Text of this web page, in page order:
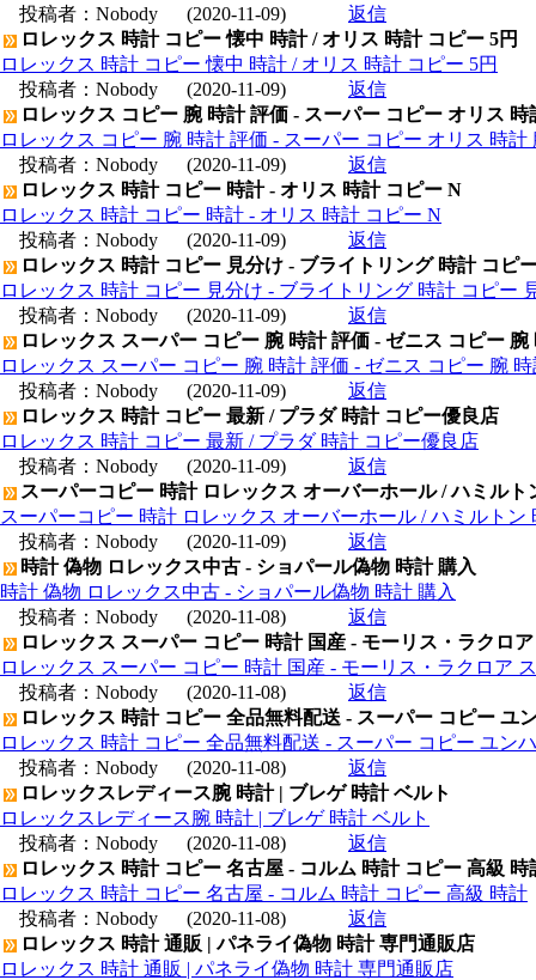
投稿者： Nobody (2020-11-09)
返信
ロレックス 時計 コピー 懐中 時計 / オリス 時計 コピー 5円
ロレックス 時計 コピー 懐中 時計 / オリス 時計 コピー 5円
投稿者： Nobody (2020-11-09)
返信
ロレックス コピー 腕 時計 評価 - スーパー コピー オリス 時
ロレックス コピー 腕 時計 評価 - スーパー コピー オリス 時計
投稿者： Nobody (2020-11-09)
返信
ロレックス 時計 コピー 時計 - オリス 時計 コピー N
ロレックス 時計 コピー 時計 - オリス 時計 コピー N
投稿者： Nobody (2020-11-09)
返信
ロレックス 時計 コピー 見分け - ブライトリング 時計 コピ
ロレックス 時計 コピー 見分け - ブライトリング 時計 コピー
投稿者： Nobody (2020-11-09)
返信
ロレックス スーパー コピー 腕 時計 評価 - ゼニス コピー 腕
ロレックス スーパー コピー 腕 時計 評価 - ゼニス コピー 腕
投稿者： Nobody (2020-11-09)
返信
ロレックス 時計 コピー 最新 / プラダ 時計 コピー優良店
ロレックス 時計 コピー 最新 / プラダ 時計 コピー優良店
投稿者： Nobody (2020-11-09)
返信
スーパーコピー 時計 ロレックス オーバーホール / ハミル
スーパーコピー 時計 ロレックス オーバーホール / ハミルトン
投稿者： Nobody (2020-11-09)
返信
時計 偽物 ロレックス中古 - ショパール偽物 時計 購入
時計 偽物 ロレックス中古 - ショパール偽物 時計 購入
投稿者： Nobody (2020-11-08)
返信
ロレックス スーパー コピー 時計 国産 - モーリス・ラクロ
ロレックス スーパー コピー 時計 国産 - モーリス・ラクロア
投稿者： Nobody (2020-11-08)
返信
ロレックス 時計 コピー 全品無料配送 - スーパー コピー ユ
ロレックス 時計 コピー 全品無料配送 - スーパー コピー ユン
投稿者： Nobody (2020-11-08)
返信
ロレックスレディース腕 時計 | ブレゲ 時計 ベルト
ロレックスレディース腕 時計 | ブレゲ 時計 ベルト
投稿者： Nobody (2020-11-08)
返信
ロレックス 時計 コピー 名古屋 - コルム 時計 コピー 高級 時
ロレックス 時計 コピー 名古屋 - コルム 時計 コピー 高級 時計
投稿者： Nobody (2020-11-08)
返信
ロレックス 時計 通販 | パネライ偽物 時計 専門通販店
ロレックス 時計 通販 | パネライ偽物 時計 専門通販店